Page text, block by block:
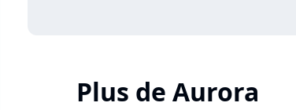
Plus de Aurora